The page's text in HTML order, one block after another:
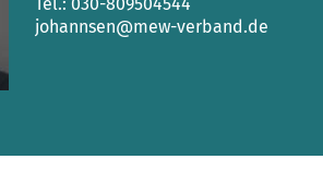
johannsen@mew-verband.de